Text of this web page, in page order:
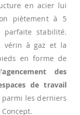
en acier lui
piètement à 5
parfaite stabilité.
vérin à gaz et la
en forme de
agencement des
de travail
les derniers